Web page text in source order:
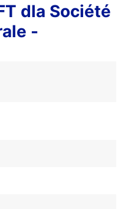
dla Société
-